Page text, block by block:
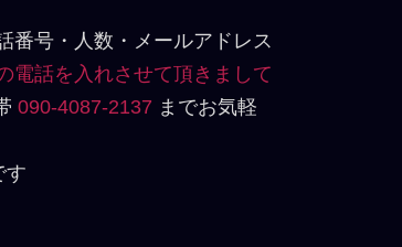
番号・人数・メールアドレス
電話を入れさせて頂きまして
090-4087-2137 までお気軽
す